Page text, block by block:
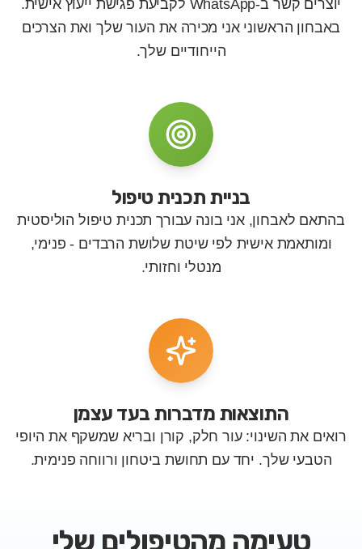
יוצרים קשר ב-WhatsApp לקביעת פגישת ייעוץ אישית.
באבחון הראשוני אני מכירה את העור שלך ואת הצרכים
הייחודיים שלך.
בניית תכנית טיפול
בהתאם לאבחון, אני בונה עבורך תכנית טיפול הוליסטית
ומותאמת אישית לפי שיטת שלושת הרבדים - פנימי,
מנטלי וחזותי.
התוצאות מדברות בעד עצמן
רואים את השינוי: עור חלק, קורן ובריא שמשקף את היופי
הטבעי שלך. יחד עם תחושת ביטחון ורווחה פנימית.
טעימה מהטיפולים שלי